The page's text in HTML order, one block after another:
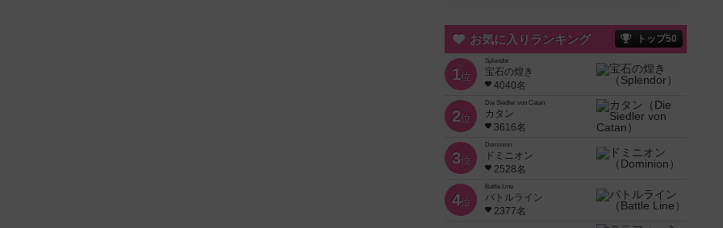
お気に入りランキング トップ50
1位
Splendor
宝石の煌き
4040名
2位
Die Siedler von Catan
カタン
3616名
3位
Dominion
ドミニオン
2528名
4位
Battle Line
バトルライン
2377名